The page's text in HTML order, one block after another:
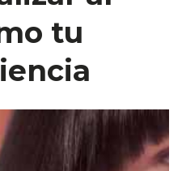
tu